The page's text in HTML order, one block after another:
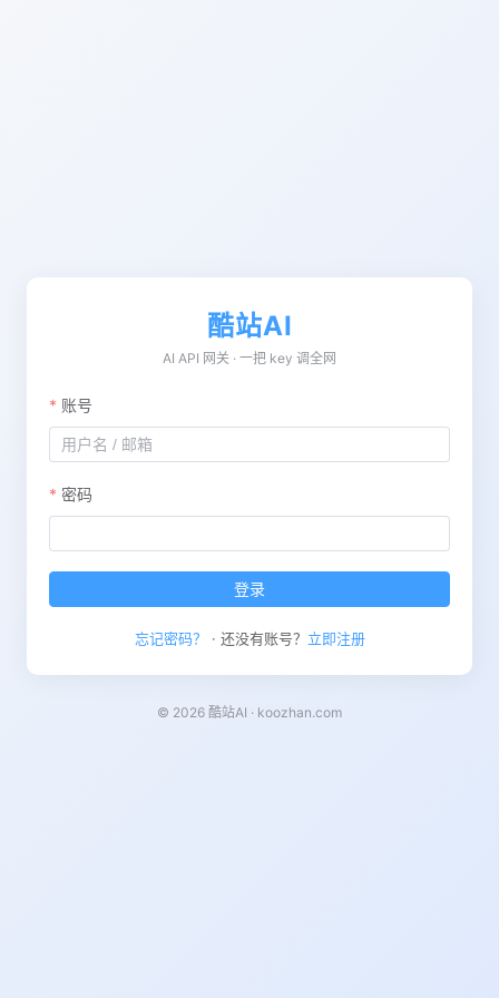
酷站AI
AI API 网关 · 一把 key 调全网
账号
密码
登录
忘记密码？ · 还没有账号？ 立即注册
© 2026 酷站AI · koozhan.com